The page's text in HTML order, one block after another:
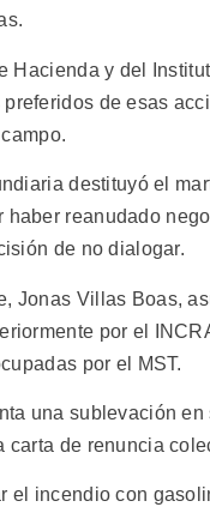
Hacienda y del
de esas
destituyó el
haber reanudado
de no dialogar.
Jonas Villas Boas,
por el
por el MST.
una sublevación
carta de renuncia
el incendio con